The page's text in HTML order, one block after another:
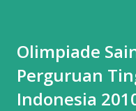
Olimpiade
Perguruan
Indonesia